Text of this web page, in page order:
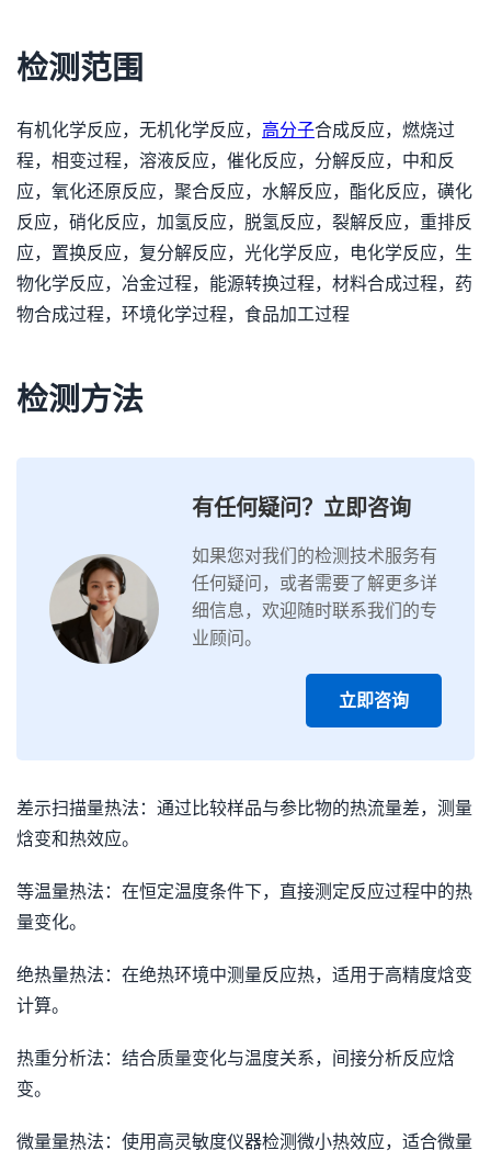
检测范围
有机化学反应，无机化学反应， 高分子合成反应，燃烧过
程，相变过程，溶液反应，催化反应，分解反应，中和反
应，氧化还原反应，聚合反应，水解反应，酯化反应，磺化
反应，硝化反应，加氢反应，脱氢反应，裂解反应，重排反
应，置换反应，复分解反应，光化学反应，电化学反应，生
物化学反应，冶金过程，能源转换过程，材料合成过程，药
物合成过程，环境化学过程，食品加工过程
检测方法
有任何疑问？立即咨询
如果您对我们的检测技术服务有
任何疑问，或者需要了解更多详
细信息，欢迎随时联系我们的专
业顾问。
立即咨询
差示扫描量热法：通过比较样品与参比物的热流量差，测量
焓变和热效应。
等温量热法：在恒定温度条件下，直接测定反应过程中的热
量变化。
绝热量热法：在绝热环境中测量反应热，适用于高精度焓变
计算。
热重分析法：结合质量变化与温度关系，间接分析反应焓
变。
微量量热法：使用高灵敏度仪器检测微小热效应，适合微量